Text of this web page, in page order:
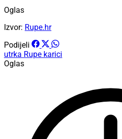
Oglas
Izvor: Rupe.hr
Podijeli
utrka Rupe karici
Oglas